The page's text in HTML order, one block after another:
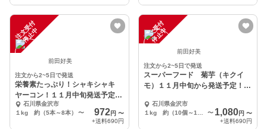
注
文
受
付
停
止
中
前田好美
注文から2~5日で発送
栄養素たっぷり！シャキシャキ
ヤーコン！１１月中旬発送予定
石川県金沢市
石川県金沢市
１kg 約（5本～8本）
〜 972円 〜
+送料690円
注
文
受
付
停
止
中
前田好美
注文から2~5日で発送
スーパーフード 菊芋（キクイ
モ）１１月中旬から発送予定！石
石川県金沢市
〜 1,080円 〜
+送料690円